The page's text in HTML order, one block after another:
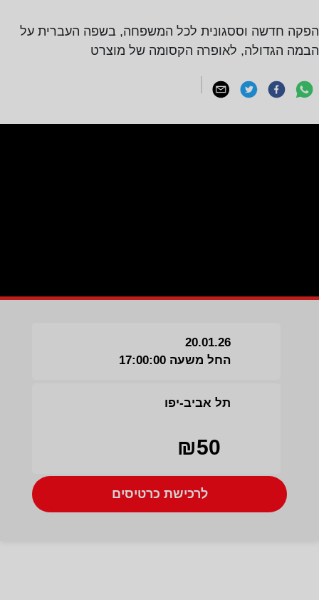
הפקה חדשה וססגונית לכל המשפחה, בשפה העברית על
הבמה הגדולה, לאופרה הקסומה של מוצרט
20.01.26
החל משעה 17:00:00
תל אביב-יפו
₪50
לרכישת כרטיסים